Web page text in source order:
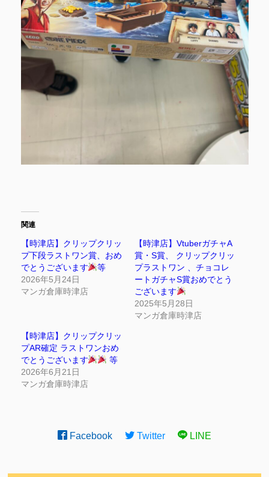
関連
【時津店】クリップクリッ
プ下段ラストワン賞、おめ
でとうございます
等
2026年5月24日
マンガ倉庫時津店
【時津店】VtuberガチャA
賞・S賞、 クリップクリッ
プラストワン 、チョコレ
ートガチャS賞おめでとう
ございます
2025年5月28日
マンガ倉庫時津店
【時津店】クリップクリッ
プAR確定 ラストワンおめ
でとうございます
等
2026年6月21日
マンガ倉庫時津店
Facebook Twitter LINE